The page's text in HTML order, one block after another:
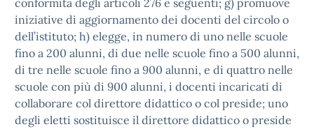
conformità degli articoli 276 e seguenti; g) promuove
iniziative di aggiornamento dei docenti del circolo o
dell’istituto; h) elegge, in numero di uno nelle scuole
fino a 200 alunni, di due nelle scuole fino a 500 alunni,
di tre nelle scuole fino a 900 alunni, e di quattro nelle
scuole con più di 900 alunni, i docenti incaricati di
collaborare col direttore didattico o col preside; uno
degli eletti sostituisce il direttore didattico o preside